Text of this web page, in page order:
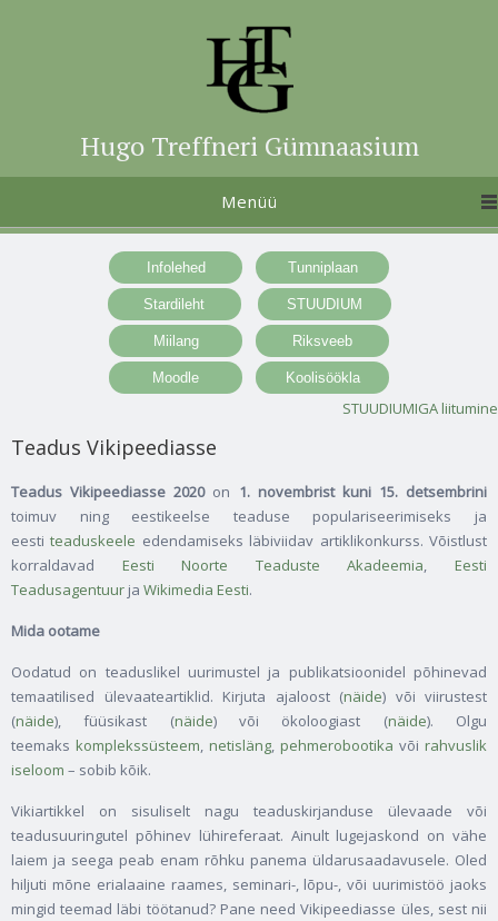
Hugo Treffneri Gümnaasium
Menüü
STUUDIUMIGA liitumine
Teadus Vikipeediasse
Teadus Vikipeediasse 2020on 1. novembrist kuni 15. detsembrini
toimuv ning eestikeelse teaduse populariseerimiseks ja
eestiteaduskeele edendamiseks läbiviidav artiklikonkurss. Võistlust
korraldavad Eesti Noorte Teaduste Akadeemia, Eesti
Teadusagentuur ja Wikimedia Eesti.
Mida ootame
Oodatud on teaduslikel uurimustel ja publikatsioonidel põhinevad
temaatilised ülevaateartiklid. Kirjuta ajaloost (näide) või viirustest
(näide), füüsikast (näide) või ökoloogiast (näide). Olgu
teemaks komplekssüsteem, netisläng, pehmerobootika või rahvuslik
iseloom – sobib kõik.
Vikiartikkel on sisuliselt nagu teaduskirjanduse ülevaade või
teadusuuringutel põhinev lühireferaat. Ainult lugejaskond on vähe
laiem ja seega peab enam rõhku panema üldarusaadavusele. Oled
hiljuti mõne erialaaine raames, seminari-, lõpu-, või uurimistöö jaoks
mingid teemad läbi töötanud? Pane need Vikipeediasse üles, sest nii